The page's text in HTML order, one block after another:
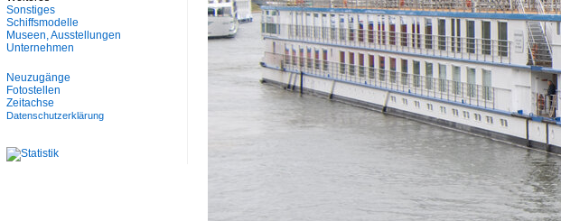
Sonstiges
Schiffsmodelle
Museen, Ausstellungen
Unternehmen
Neuzugänge
Fotostellen
Zeitachse
Datenschutzerklärung